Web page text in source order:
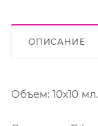
ОПИСАНИЕ
Объем: 10х10 мл.